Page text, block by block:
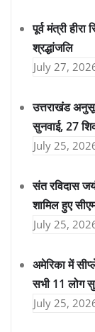
पूर्व मंत्री
श्रद्धांजलि
July 27,
उत्तराखंड
सुनवाई, 27
July 25,
संत रविदास
शामिल हुए
July 25,
अमेरिका में
सभी 11 लोग
July 25,